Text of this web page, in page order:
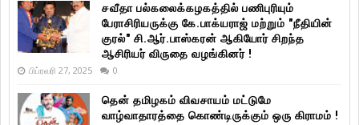
சவீதா பல்கலைக்கழகத்தில் பணிபுரியும்
பேராசிரியருக்கு கே.பாக்யராஜ் மற்றும் "நீதியின்
குரல்" சி.ஆர்.பாஸ்கரன் ஆகியோர் சிறந்த
ஆசிரியர் விருதை வழங்கினர் !
பிப்ரவரி 27, 2025 0
தென் தமிழகம் விவசாயம் மட்டுமே
வாழ்வாதாரத்தை கொண்டிருக்கும் ஒரு கிராமம் !